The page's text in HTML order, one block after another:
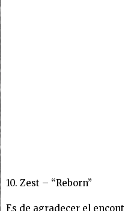
10. Zest – “Reborn”
Es de agradecer el